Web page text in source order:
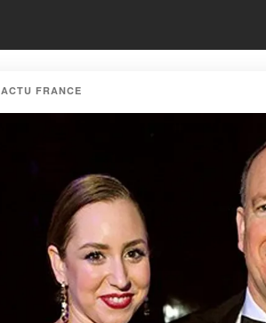
ACTU FRANCE